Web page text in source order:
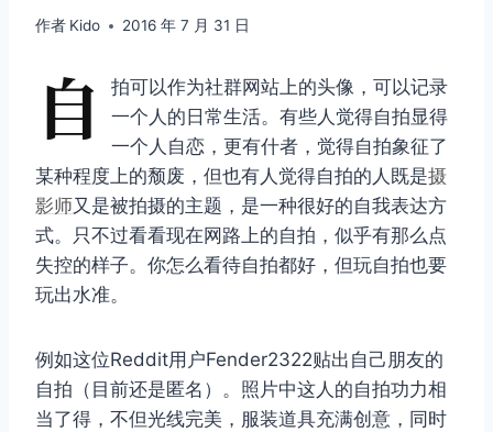
作者 Kido 2016 年 7 月 31 日
自
拍可以作为社群网站上的头像，可以记录
一个人的日常生活。有些人觉得自拍显得
一个人自恋，更有什者，觉得自拍象征了
某种程度上的颓废，但也有人觉得自拍的人既是摄
影师又是被拍摄的主题，是一种很好的自我表达方
式。只不过看看现在网路上的自拍，似乎有那么点
失控的样子。你怎么看待自拍都好，但玩自拍也要
玩出水准。
例如这位Reddit用户Fender2322贴出自己朋友的
自拍（目前还是匿名）。照片中这人的自拍功力相
当了得，不但光线完美，服装道具充满创意，同时